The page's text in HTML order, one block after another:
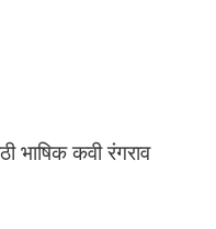
भाषिक कवी रंगराव